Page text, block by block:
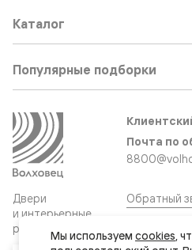
Двери
и интерьерные
решения
Каталог
Популярные подборки
Почта по
Обратный
Мы используем cookies,